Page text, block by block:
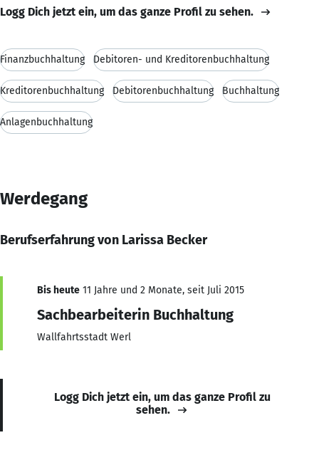
Logg Dich jetzt ein, um das ganze Profil zu sehen.
Finanzbuchhaltung Debitoren- und Kreditorenbuchhaltung
Kreditorenbuchhaltung Debitorenbuchhaltung Buchhaltung
Anlagenbuchhaltung
Werdegang
Berufserfahrung von Larissa Becker
Bis heute 11 Jahre und 2 Monate, seit Juli 2015
Sachbearbeiterin Buchhaltung
Wallfahrtsstadt Werl
Logg Dich jetzt ein, um das ganze Profil zu
sehen.